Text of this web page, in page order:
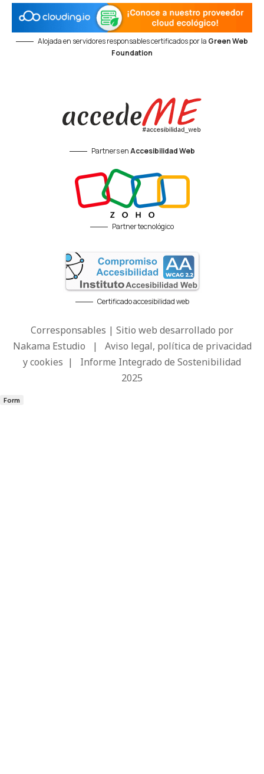
Alojada en servidores responsables certificados por la Green Web
Foundation
Partners enAccesibilidad Web
Partner tecnológico
Certificado accesibilidad web
Corresponsables | Sitio web desarrollado por
Nakama Estudio | Aviso legal, política de privacidad
y cookies | Informe Integrado de Sostenibilidad
2025
Form